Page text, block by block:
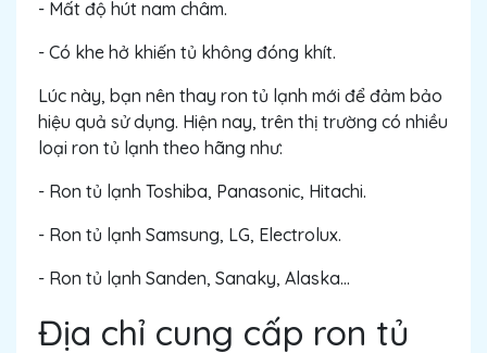
- Mất độ hút nam châm.
- Có khe hở khiến tủ không đóng khít.
Lúc này, bạn nên thay ron tủ lạnh mới để đảm bảo
hiệu quả sử dụng. Hiện nay, trên thị trường có nhiều
loại ron tủ lạnh theo hãng như:
- Ron tủ lạnh Toshiba, Panasonic, Hitachi.
- Ron tủ lạnh Samsung, LG, Electrolux.
- Ron tủ lạnh Sanden, Sanaky, Alaska…
Địa chỉ cung cấp ron tủ